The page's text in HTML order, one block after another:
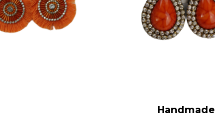
Handmade